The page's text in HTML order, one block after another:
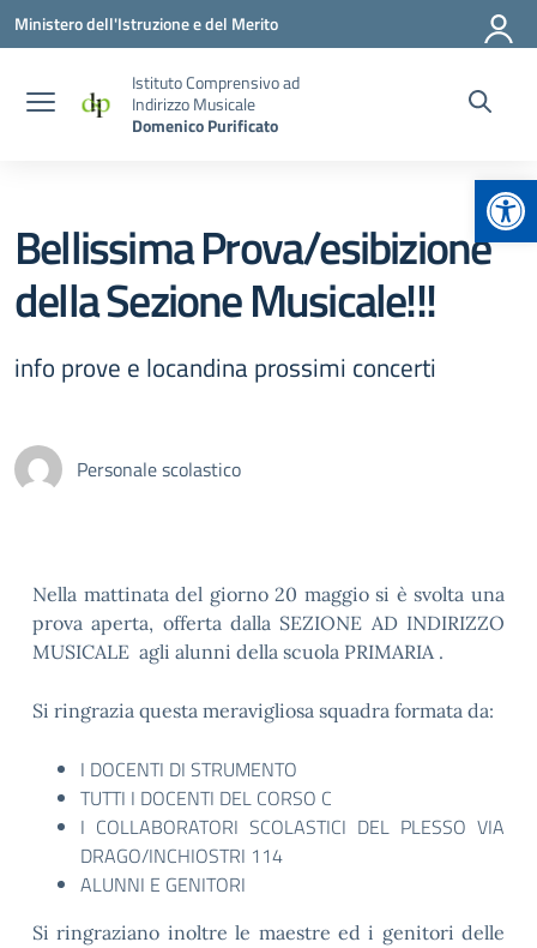
Vai ai contenuti
Vai al menu di navigazione
Vai al footer
Ministero dell'Istruzione e del Merito
Istituto Comprensivo ad
Indirizzo Musicale
Domenico Purificato
Bellissima Prova/esibizione
della Sezione Musicale!!!
info prove e locandina prossimi concerti
Personale scolastico
Nella mattinata del giorno 20 maggio si è svolta una
prova aperta, offerta dalla SEZIONE AD INDIRIZZO
MUSICALE agli alunni della scuola PRIMARIA .
Si ringrazia questa meravigliosa squadra formata da:
I DOCENTI DI STRUMENTO
TUTTI I DOCENTI DEL CORSO C
I COLLABORATORI SCOLASTICI DEL PLESSO VIA
DRAGO/INCHIOSTRI 114
ALUNNI E GENITORI
Si ringraziano inoltre le maestre ed i genitori delle